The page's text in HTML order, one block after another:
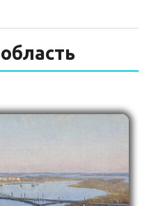
АУДИТ